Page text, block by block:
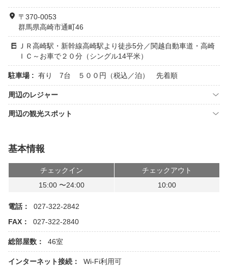
〒370-0053
群馬県高崎市通町46
ＪＲ高崎駅・新幹線高崎駅より徒歩5分／関越自動車道・高崎
ＩＣ～お車で２０分（シングル14平米）
駐車場 : 有り 7台 ５００円（税込／泊） 先着順
周辺のレジャー
周辺の観光スポット
基本情報
チェックイン
チェックアウト
15:00 〜24:00
10:00
電話：
027-322-2842
FAX：
027-322-2840
総部屋数： 46室
インターネット接続： Wi-Fi利用可